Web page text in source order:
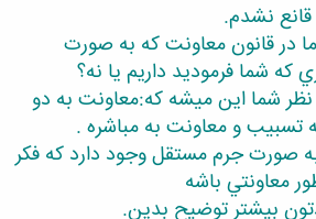
نشدم.
در قانون معاونت كه به صورت
شما فرموديد داريم يا نه؟
شما اين ميشه كه:معاونت به دو
و معاونت به مباشره .
صورت جرم مستقل وجود دارد كه فكر
معاونتي باشه
بيشتر توضيح بدين.